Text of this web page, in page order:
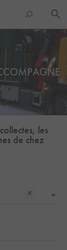
les
de chez